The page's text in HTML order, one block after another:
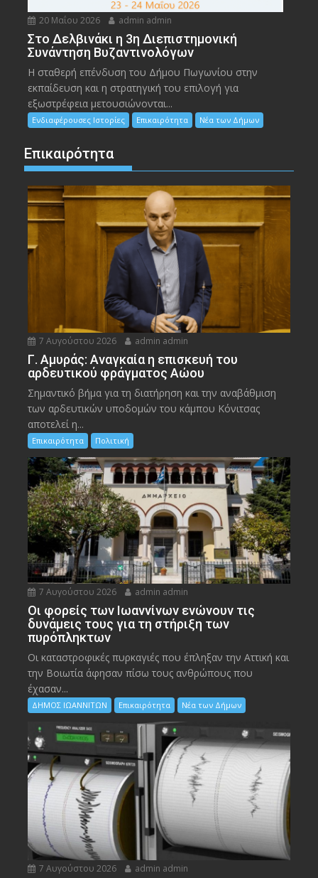
20 Μαΐου 2026 admin admin
Στο Δελβινάκι η 3η Διεπιστημονική
Συνάντηση Βυζαντινολόγων
Η σταθερή επένδυση του Δήμου Πωγωνίου στην
εκπαίδευση και η στρατηγική του επιλογή για
εξωστρέφεια μετουσιώνονται...
Ενδιαφέρουσες Ιστορίες Επικαιρότητα Νέα των Δήμων
Επικαιρότητα
7 Αυγούστου 2026 admin admin
Γ. Αμυράς: Αναγκαία η επισκευή του
αρδευτικού φράγματος Αώου
Σημαντικό βήμα για τη διατήρηση και την αναβάθμιση
των αρδευτικών υποδομών του κάμπου Κόνιτσας
αποτελεί η...
Επικαιρότητα Πολιτική
7 Αυγούστου 2026 admin admin
Οι φορείς των Ιωαννίνων ενώνουν τις
δυνάμεις τους για τη στήριξη των
πυρόπληκτων
Οι καταστροφικές πυρκαγιές που έπληξαν την Αττική και
την Bοιωτία άφησαν πίσω τους ανθρώπους που
έχασαν...
ΔΗΜΟΣ ΙΩΑΝΝΙΤΩΝ Επικαιρότητα Νέα των Δήμων
7 Αυγούστου 2026 admin admin